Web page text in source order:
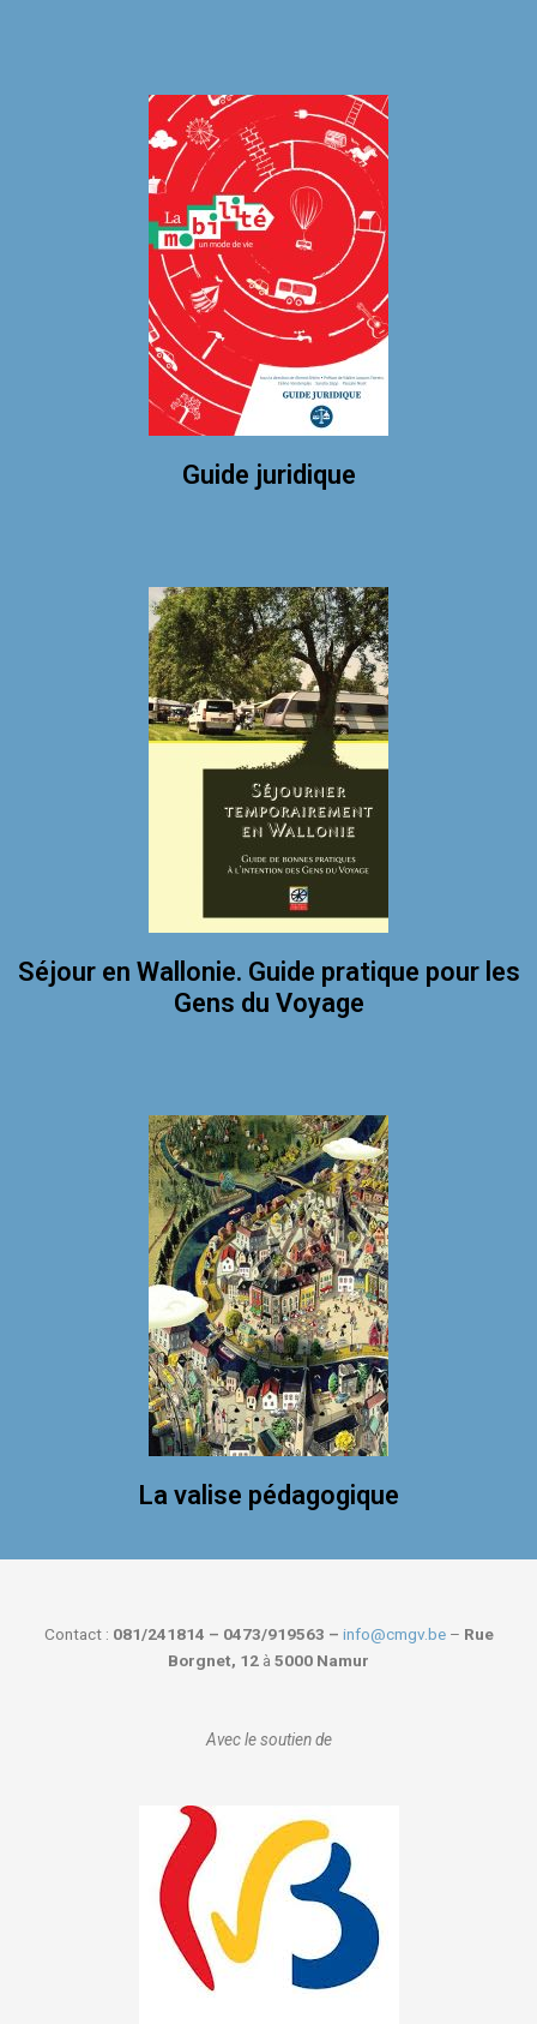
Guide juridique
Séjour en Wallonie. Guide pratique pour les
Gens du Voyage
La valise pédagogique
Contact : 081/241814 – 0473/919563 – info@cmgv.be– Rue
Borgnet, 12 à 5000 Namur
Avec le soutien de